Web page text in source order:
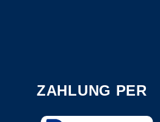
ZAHLUNG PER